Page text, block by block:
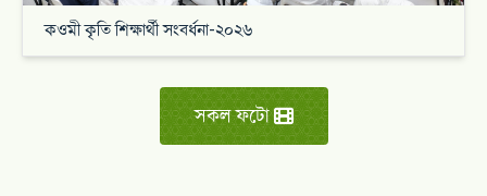
কওমী কৃতি শিক্ষার্থী সংবর্ধনা-২০২৬
সকল ফটো